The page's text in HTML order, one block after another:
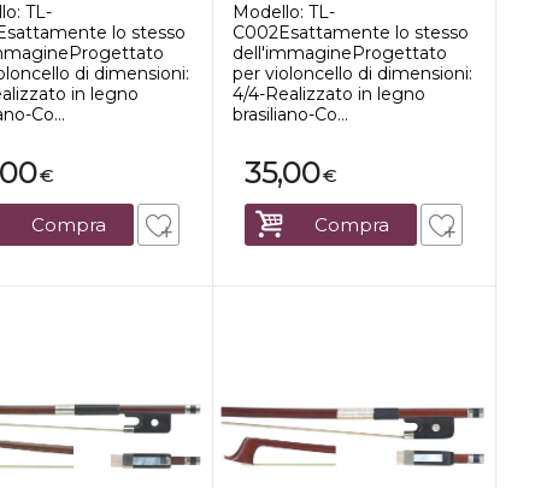
TL-
lo stesso
di dimensioni:
in legno
Co...
€
Compra
Modello: TL-
C002Esattamente lo stesso
dell'immagineProgettato
per violoncello di dimensioni:
4/4-Realizzato in legno
brasiliano-Co...
€
35,00
Compra